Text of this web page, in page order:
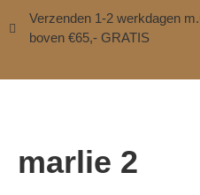
Verzenden 1-2 werkdagen
boven €65,- GRATIS
marlie 2